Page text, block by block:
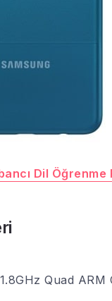
Dil Öğrenme
Quad ARM